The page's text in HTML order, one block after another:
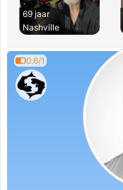
69 jaar
Nashville
0.6/1